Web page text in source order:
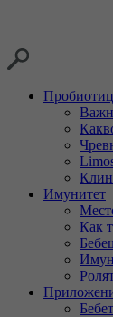
Имунитет
Как